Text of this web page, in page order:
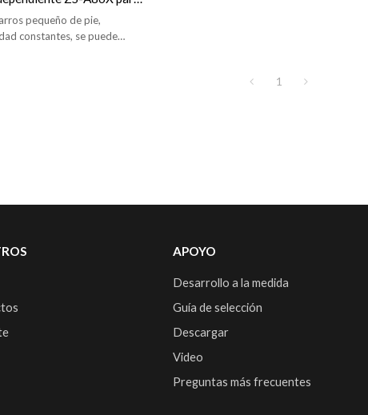
cigarros pequeños con
cedro plano y puerta
pequeño de pie,
constantes, se puede
1
APOYO
Desarrollo a la medida
Guía de selección
Descargar
Video
Preguntas más frecuentes